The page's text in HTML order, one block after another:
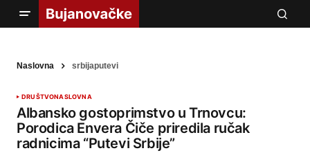
Naslovna srbijaputevi
DRUŠTVONASLOVNA
Albansko gostoprimstvo u Trnovcu:
Porodica Envera Čiče priredila ručak
radnicima “Putevi Srbije”